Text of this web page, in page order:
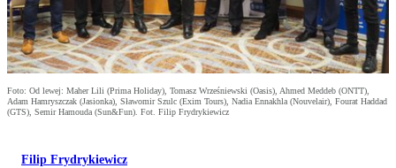
Foto: Od lewej: Maher Lili (Prima Holiday), Tomasz Wrześniewski (Oasis), Ahmed Meddeb (ONTT),
Adam Hamryszczak (Jasionka), Sławomir Szulc (Exim Tours), Nadia Ennakhla (Nouvelair), Fourat Haddad
(GTS), Semir Hamouda (Sun&Fun). Fot. Filip Frydrykiewicz
Filip Frydrykiewicz